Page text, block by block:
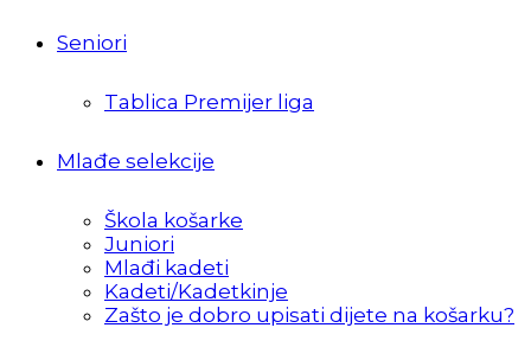
Seniori
Tablica Premijer liga
Mlađe selekcije
Škola košarke
Juniori
Mlađi kadeti
Kadeti/Kadetkinje
Zašto je dobro upisati dijete na košarku?